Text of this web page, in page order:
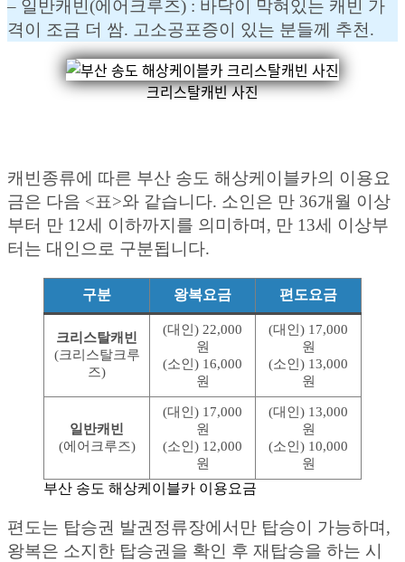
– 일반캐빈(에어크루즈) : 바닥이 막혀있는 캐빈 가
격이 조금 더 쌈. 고소공포증이 있는 분들께 추천.
크리스탈캐빈 사진
캐빈종류에 따른 부산 송도 해상케이블카의 이용요
금은 다음 <표>와 같습니다. 소인은 만 36개월 이상
부터 만 12세 이하까지를 의미하며, 만 13세 이상부
터는 대인으로 구분됩니다.
구분 왕복요금 편도요금
크리스탈캐빈
(크리스탈크루
즈)
(대인) 22,000
원
(소인) 16,000
원
(대인) 17,000
원
(소인) 13,000
원
일반캐빈
(에어크루즈)
(대인) 17,000
원
(소인) 12,000
원
(대인) 13,000
원
(소인) 10,000
원
부산 송도 해상케이블카 이용요금
편도는 탑승권 발권정류장에서만 탑승이 가능하며,
왕복은 소지한 탑승권을 확인 후 재탑승을 하는 시